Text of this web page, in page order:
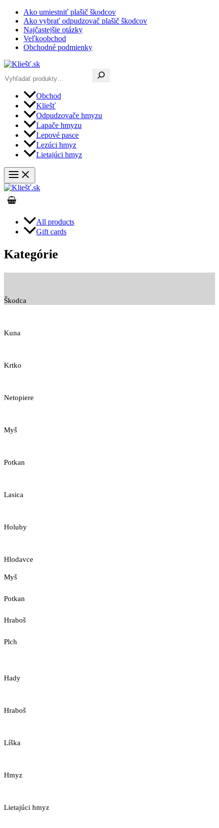
Preskočiť
obsah
Ako umiestniť plašič škodcov
Ako vybrať odpudzovač plašič škodcov
Najčastejšie otázky
Veľkoobchod
Obchodné podmienky
Obchod
Kliešť
Odpudzovače hmyzu
Lapače hmyzu
Lepové pasce
Lezúci hmyz
Lietajúci hmyz
All products
Gift cards
Kategórie
Škodca
Kuna
Krtko
Netopiere
Myš
Potkan
Lasica
Holuby
Hlodavce
Myš
Potkan
Hraboš
Plch
Hady
Hraboš
Líška
Hmyz
Lietajúci hmyz